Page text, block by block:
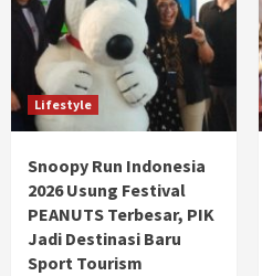
Lifestyle
Snoopy Run Indonesia
2026 Usung Festival
PEANUTS Terbesar, PIK
Jadi Destinasi Baru
Sport Tourism